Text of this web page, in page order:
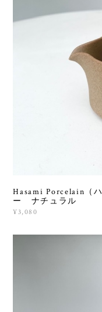
Hasami Porcelain（
ー ナチュラル
¥3,080